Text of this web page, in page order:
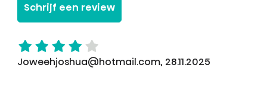
Schrijf een review
Joweehjoshua@hotmail.com, 28.11.2025